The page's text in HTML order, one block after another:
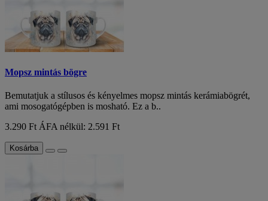
Mopsz mintás bögre
Bemutatjuk a stílusos és kényelmes mopsz mintás kerámiabögrét,
ami mosogatógépben is mosható. Ez a b..
3.290 Ft ÁFA nélkül: 2.591 Ft
Kosárba